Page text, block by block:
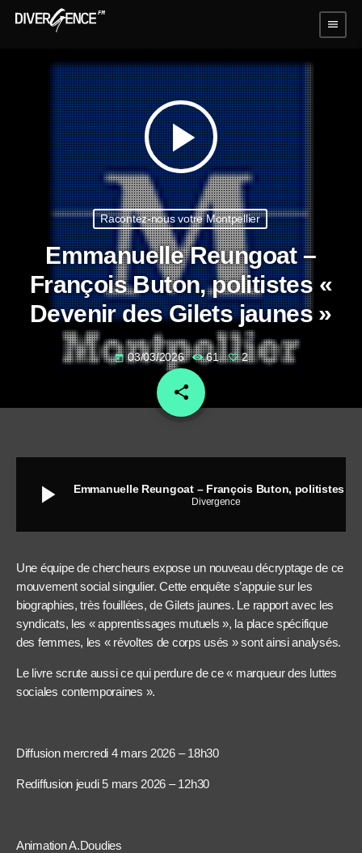
menu
play_arrow
Racontez-nous votre Montpellier
Emmanuelle Reungoat –
François Buton, politistes «
Devenir des Gilets jaunes »
today 03/03/2026 61 2
share
email
play_arrow Divergence
Une équipe de chercheurs expose un nouveau décryptage de ce
mouvement social singulier. Cette enquête s’appuie sur les
biographies, très fouillées, de Gilets jaunes. Le rapport avec les
syndicats, les « apprentissages mutuels », la place spécifique
des femmes, les « révoltes de corps usés » sont ainsi analysés.
Le livre scrute aussi ce qui perdure de ce « marqueur des luttes
sociales contemporaines ».
Diffusion mercredi 4 mars 2026 – 18h30
Rediffusion jeudi 5 mars 2026 – 12h30
Animation A.Doudies